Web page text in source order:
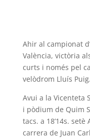
Ahir al campionat
València, victòria
curts i només pel
velòdrom Lluís Puig.
Avui a la Vicenteta
i pòdium de Quim
tacs. a 18’14s.
carrera de Juan